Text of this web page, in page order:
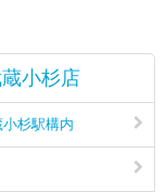
小杉店
杉駅構内